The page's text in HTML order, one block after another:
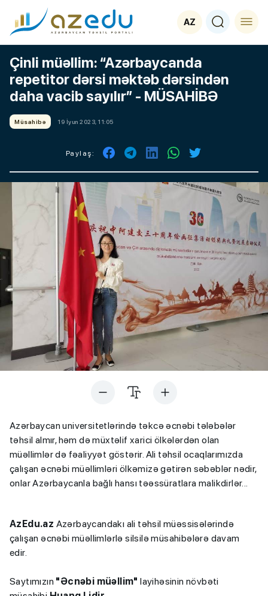
AZ
Çinli müəllim: “Azərbaycanda
repetitor dərsi məktəb dərsindən
daha vacib sayılır” - MÜSAHİBƏ
Müsahibə 19 İyun 2023, 11:05
Paylaş:
Azərbaycan universitetlərində təkcə əcnəbi tələbələr
təhsil almır, həm də müxtəlif xarici ölkələrdən olan
müəllimlər də fəaliyyət göstərir. Ali təhsil ocaqlarımızda
çalışan əcnəbi müəllimləri ölkəmizə gətirən səbəblər nədir,
onlar Azərbaycanla bağlı hansı təəssüratlara malikdirlər...
AzEdu.az Azərbaycandakı ali təhsil müəssisələrində
çalışan əcnəbi müəllimlərlə silsilə müsahibələrə davam
edir.
Saytımızın "Əcnəbi müəllim" layihəsinin növbəti